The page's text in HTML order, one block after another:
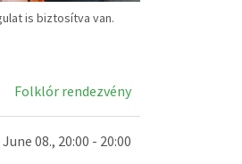
is biztosítva van.
Folklór rendezvény
June 08., 20:00 - 20:00